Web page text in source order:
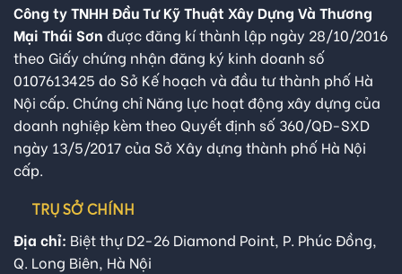
Công ty TNHH Đầu Tư Kỹ Thuật Xây Dựng Và Thương
Mại Thái Sơn được đăng kí thành lập ngày 28/10/2016
theo Giấy chứng nhận đăng ký kinh doanh số
0107613425 do Sở Kế hoạch và đầu tư thành phố Hà
Nội cấp. Chứng chỉ Năng lực hoạt động xây dựng của
doanh nghiệp kèm theo Quyết định số 360/QĐ-SXD
ngày 13/5/2017 của Sở Xây dựng thành phố Hà Nội
cấp.
TRỤ SỞ CHÍNH
Địa chỉ: Biệt thự D2-26 Diamond Point, P. Phúc Đồng,
Q. Long Biên, Hà Nội